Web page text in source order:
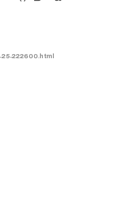
222600.html